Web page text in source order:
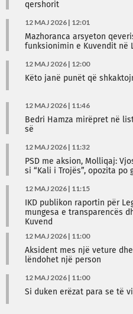
qershorit
12 MAJ 2026 | 12:01
Mazhoranca arsyeton
funksionimin e Kuvendit në
12 MAJ 2026 | 12:00
Këto janë punët që
12 MAJ 2026 | 11:46
Bedri Hamza mirëpret në
së
12 MAJ 2026 | 11:32
PSD me aksion, Molliqaj:
si “Kali i Trojës”, opozita
12 MAJ 2026 | 11:15
IKD publikon raportin për
mungesa e transparencës
Kuvend
12 MAJ 2026 | 11:00
Aksident mes një veture
lëndohet një person
12 MAJ 2026 | 11:00
Si duken erëzat para se të